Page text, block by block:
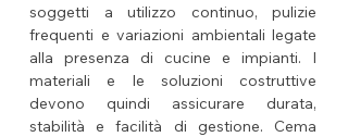
soggetti a utilizzo continuo, pulizie
frequenti e variazioni ambientali legate
alla presenza di cucine e impianti. I
materiali e le soluzioni costruttive
devono quindi assicurare durata,
stabilità e facilità di gestione. Cema